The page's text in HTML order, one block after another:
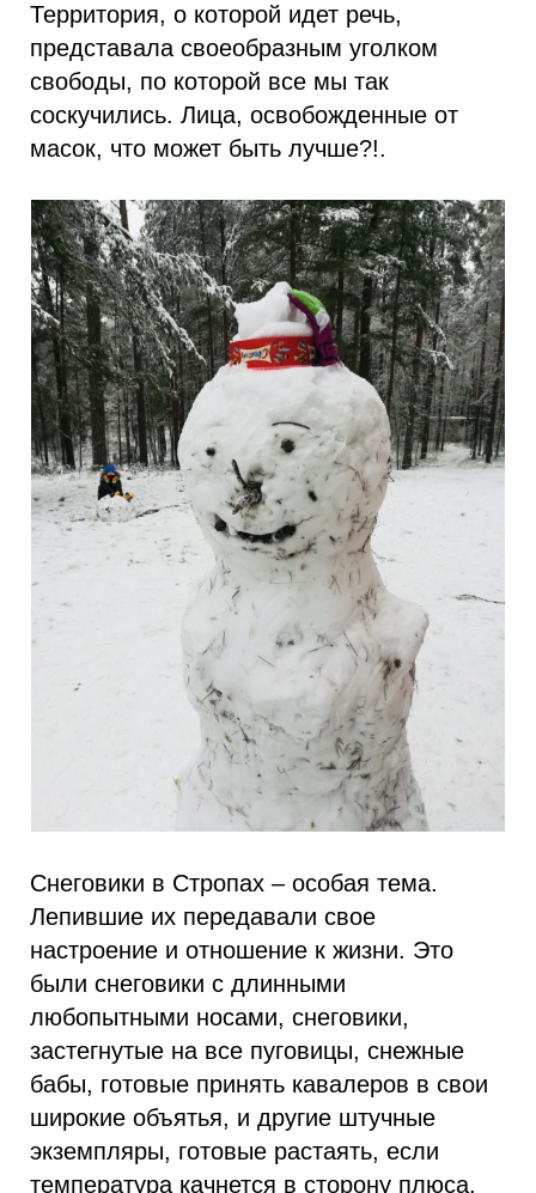
Территория, о которой идет речь,
представала своеобразным уголком
свободы, по которой все мы так
соскучились. Лица, освобожденные от
масок, что может быть лучше?!.
Снеговики в Стропах – особая тема.
Лепившие их передавали свое
настроение и отношение к жизни. Это
были снеговики с длинными
любопытными носами, снеговики,
застегнутые на все пуговицы, снежные
бабы, готовые принять кавалеров в свои
широкие объятья, и другие штучные
экземпляры, готовые растаять, если
температура качнется в сторону плюса.